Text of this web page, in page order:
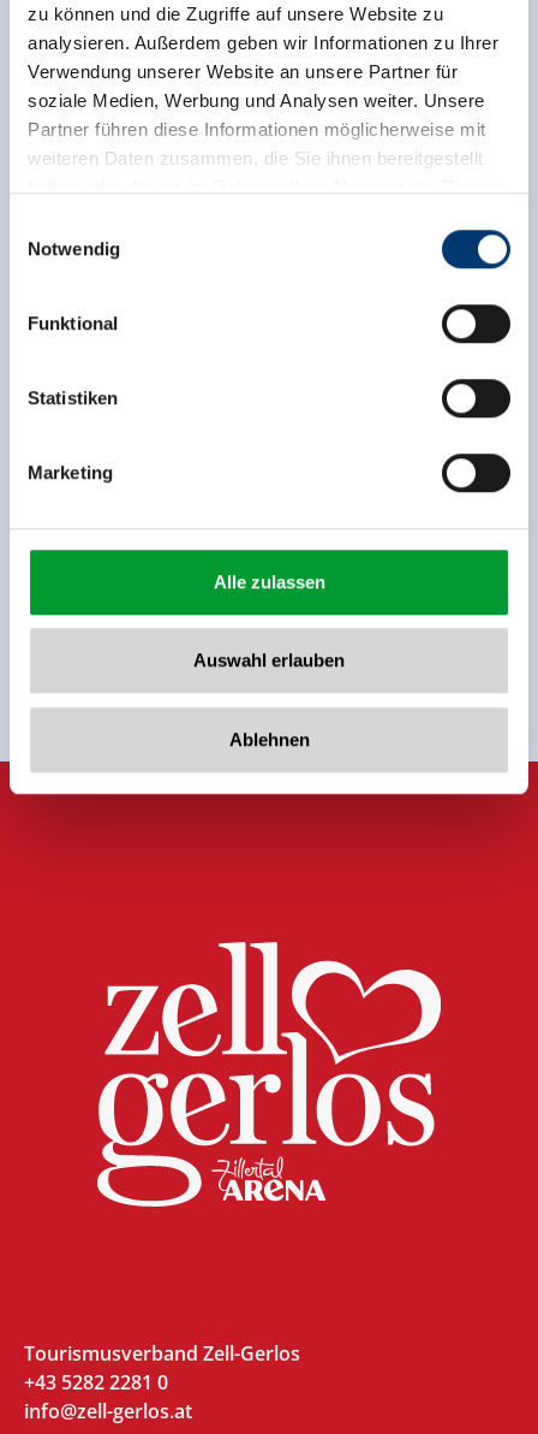
zu können und die Zugriffe auf unsere Website zu
analysieren. Außerdem geben wir Informationen zu Ihrer
Verwendung unserer Website an unsere Partner für
soziale Medien, Werbung und Analysen weiter. Unsere
Partner führen diese Informationen möglicherweise mit
weiteren Daten zusammen, die Sie ihnen bereitgestellt
Rohr 23// A-6280 Zell am Ziller
www.zillertalarena.com
Notwendig
Funktional
Statistiken
Marketing
Alle zulassen
Auswahl erlauben
Ablehnen
Sign up for the newsletter now!
register
Tourismusverband Zell-Gerlos
+43 5282 2281 0
info@zell-gerlos.at